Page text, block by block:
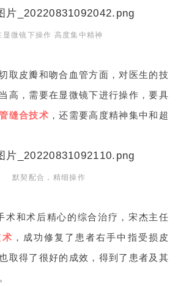
显微镜下操作 高度集中精神
取皮瓣和吻合血管方面，对医生的技
高，需要在显微镜下进行操作，要具
缝合技术 ，还需要高度精神集中和超
默契配合，精细操作
术和术后精心的综合治疗，宋杰主任
，成功修复了患者右手中指受损皮
取得了很好的成效，得到了患者及其